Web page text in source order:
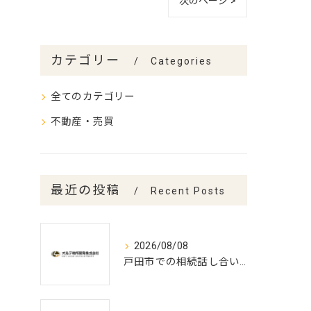
カテゴリー Categories
全てのカテゴリー
不動産・売買
最近の投稿 Recent Posts
2026/08/08
戸田市での相続話し合いと遺言書作成の実務